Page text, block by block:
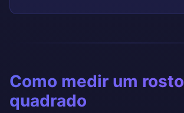
Como medir um rosto
quadrado